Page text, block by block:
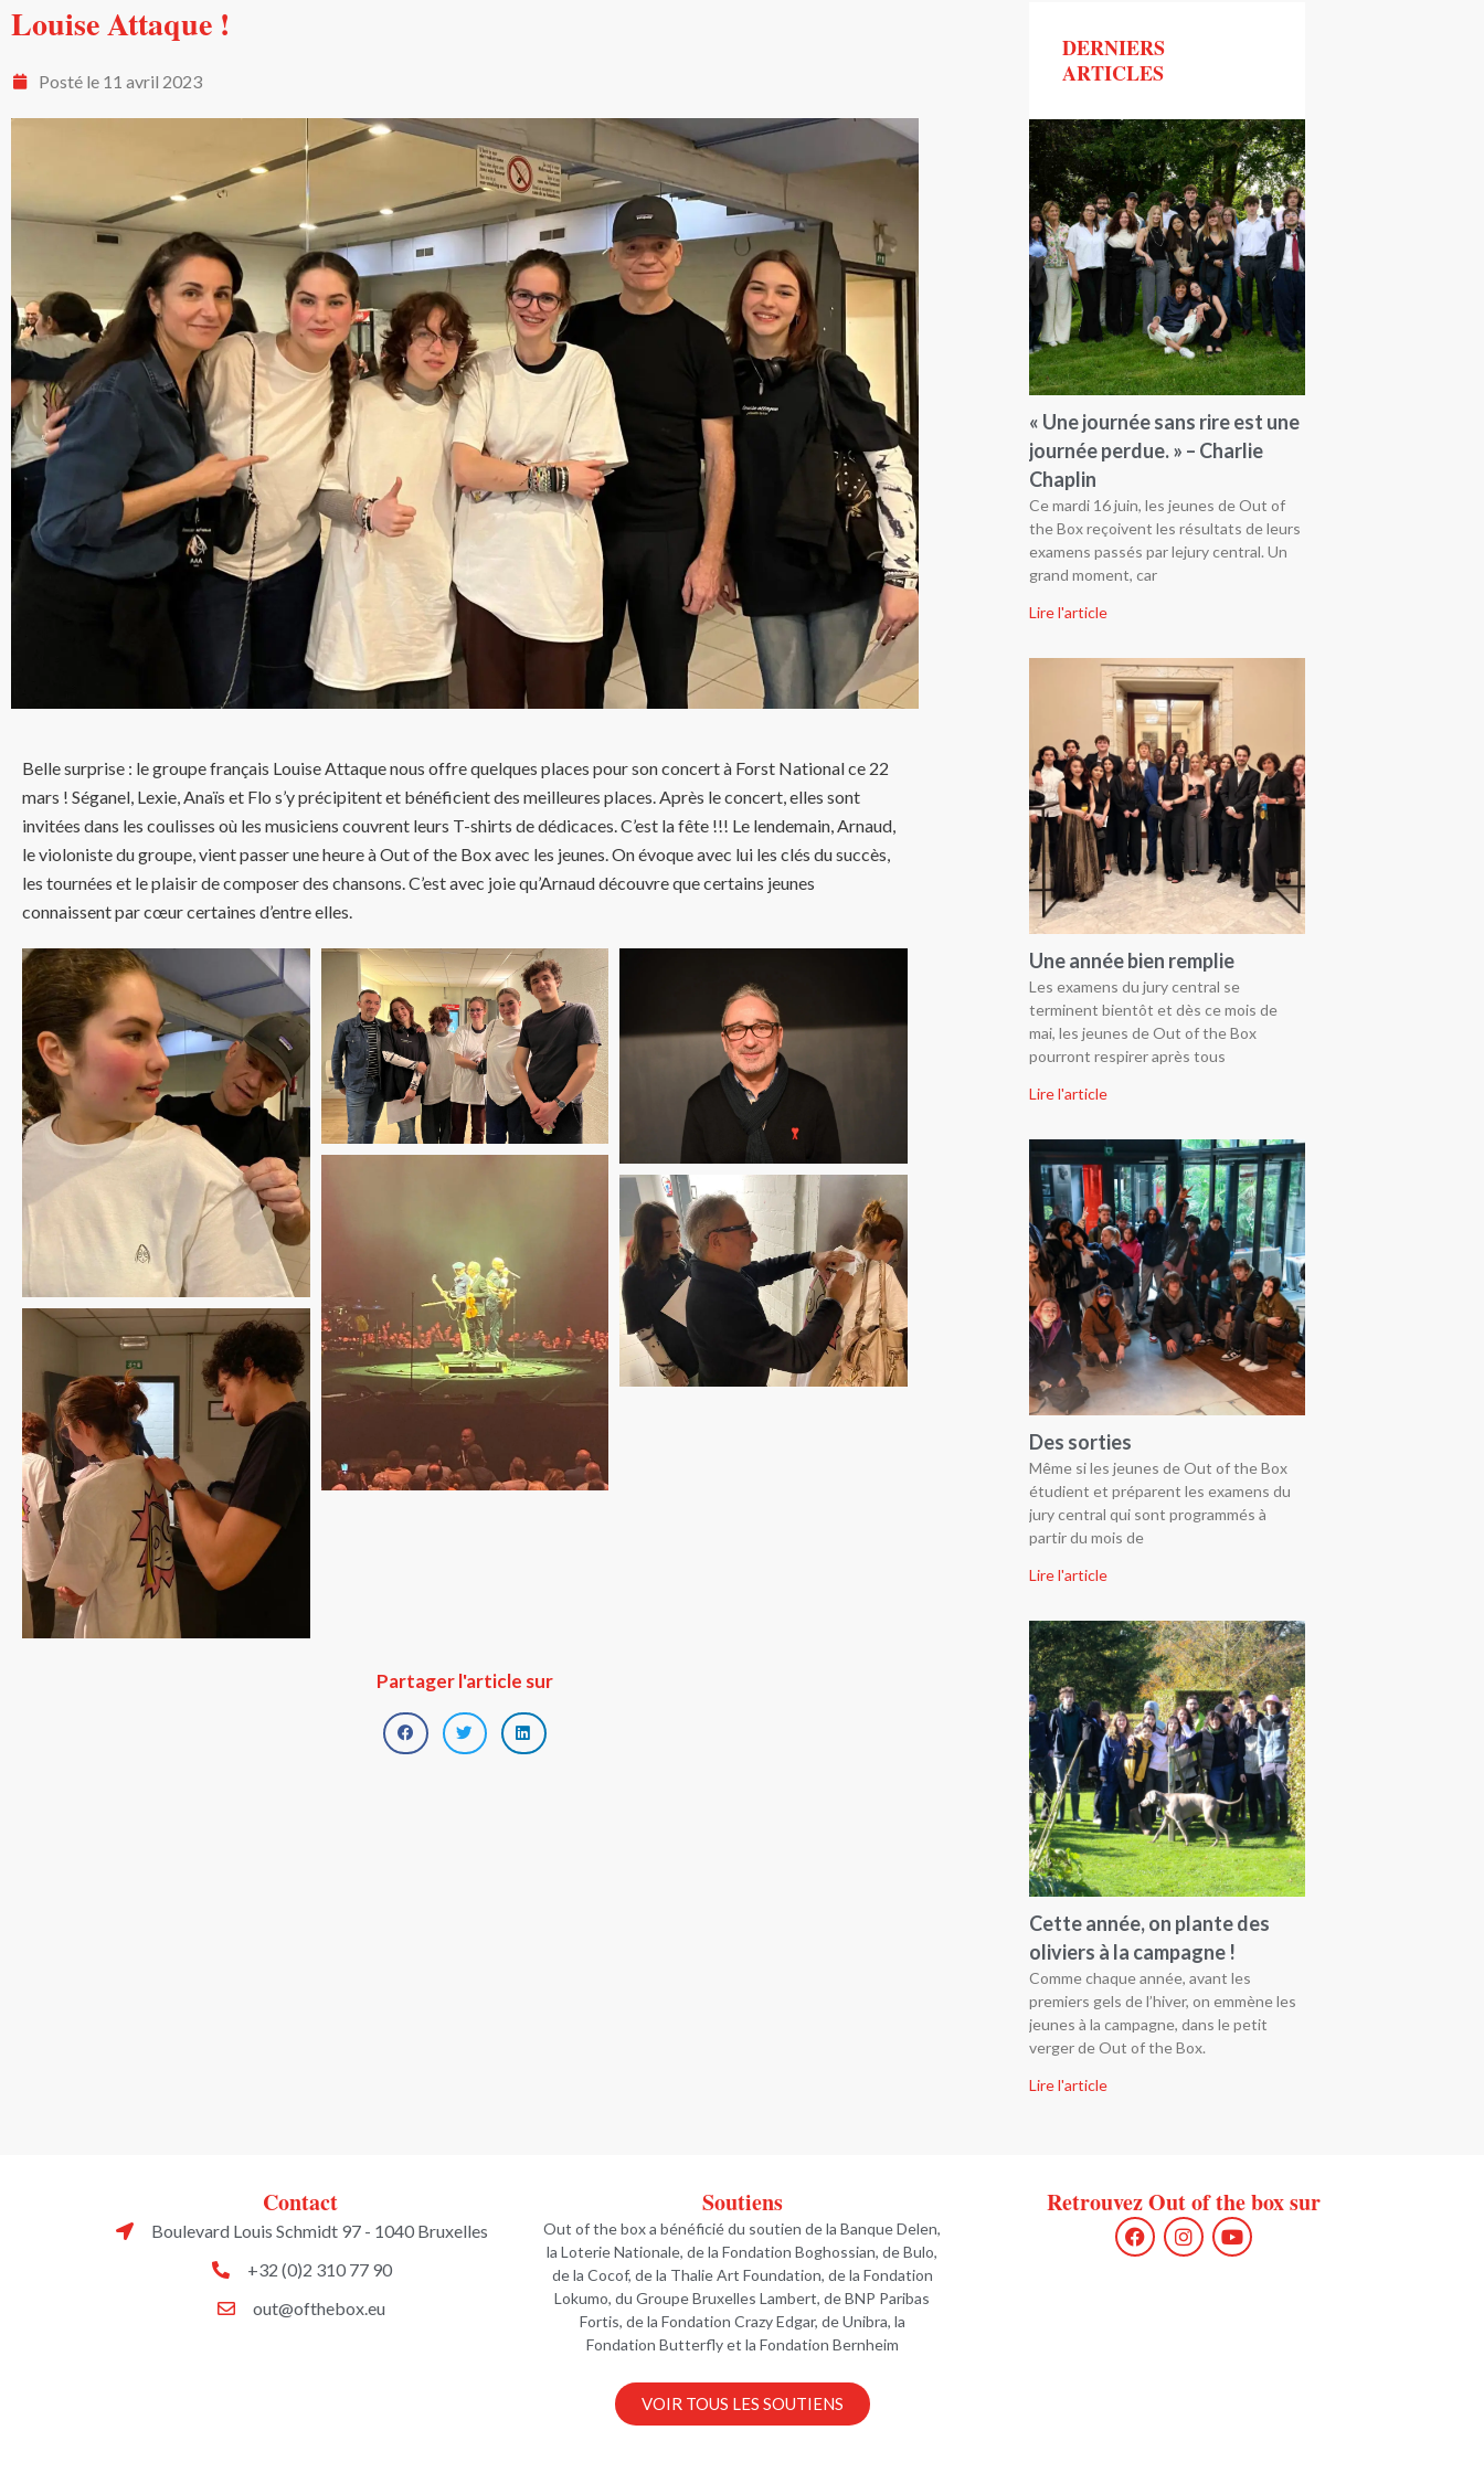
Louise Attaque !
Posté le 11 avril 2023
Belle surprise : le groupe français Louise Attaque nous offre quelques places pour son concert à Forst National ce 22
mars ! Séganel, Lexie, Anaïs et Flo s’y précipitent et bénéficient des meilleures places. Après le concert, elles sont
invitées dans les coulisses où les musiciens couvrent leurs T-shirts de dédicaces. C’est la fête !!! Le lendemain, Arnaud,
le violoniste du groupe, vient passer une heure à Out of the Box avec les jeunes. On évoque avec lui les clés du succès,
les tournées et le plaisir de composer des chansons. C’est avec joie qu’Arnaud découvre que certains jeunes
connaissent par cœur certaines d’entre elles.
Partager l'article sur
DERNIERS
ARTICLES
« Une journée sans rire est une
journée perdue. » – Charlie
Chaplin
Ce mardi 16 juin, les jeunes de Out of
the Box reçoivent les résultats de leurs
examens passés par lejury central. Un
grand moment, car
Lire l'article
Une année bien remplie
Les examens du jury central se
terminent bientôt et dès ce mois de
mai, les jeunes de Out of the Box
pourront respirer après tous
Lire l'article
Des sorties
Même si les jeunes de Out of the Box
étudient et préparent les examens du
jury central qui sont programmés à
partir du mois de
Lire l'article
Cette année, on plante des
oliviers à la campagne !
Comme chaque année, avant les
premiers gels de l’hiver, on emmène les
jeunes à la campagne, dans le petit
verger de Out of the Box.
Lire l'article
Contact
Boulevard Louis Schmidt 97 - 1040 Bruxelles
+32 (0)2 310 77 90
out@ofthebox.eu
Soutiens
Out of the box a bénéficié du soutien de la Banque Delen,
la Loterie Nationale, de la Fondation Boghossian, de Bulo,
de la Cocof, de la Thalie Art Foundation, de la Fondation
Lokumo, du Groupe Bruxelles Lambert, de BNP Paribas
Fortis, de la Fondation Crazy Edgar, de Unibra, la
Fondation Butterfly et la Fondation Bernheim
VOIR TOUS LES SOUTIENS
Retrouvez Out of the box sur
F
a
I
n
Y
o